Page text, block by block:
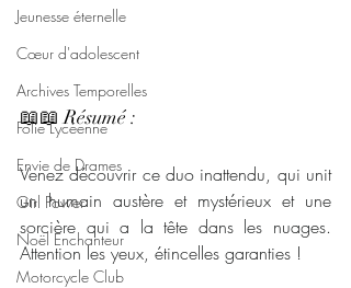
Jeunesse éternelle
Cœur d'adolescent
Archives Temporelles
Folie Lycéenne
Envie de Drames
Girl Power
Noël Enchanteur
Motorcycle Club
📖📖 Résumé :
Venez découvrir ce duo inattendu, qui unit
un humain austère et mystérieux et une
sorcière qui a la tête dans les nuages.
Attention les yeux, étincelles garanties !